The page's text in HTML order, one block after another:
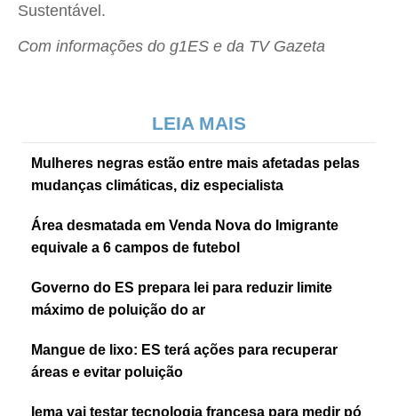
Sustentável.
Com informações do g1ES e da TV Gazeta
LEIA MAIS
Mulheres negras estão entre mais afetadas pelas
mudanças climáticas, diz especialista
Área desmatada em Venda Nova do Imigrante
equivale a 6 campos de futebol
Governo do ES prepara lei para reduzir limite
máximo de poluição do ar
Mangue de lixo: ES terá ações para recuperar
áreas e evitar poluição
Iema vai testar tecnologia francesa para medir pó